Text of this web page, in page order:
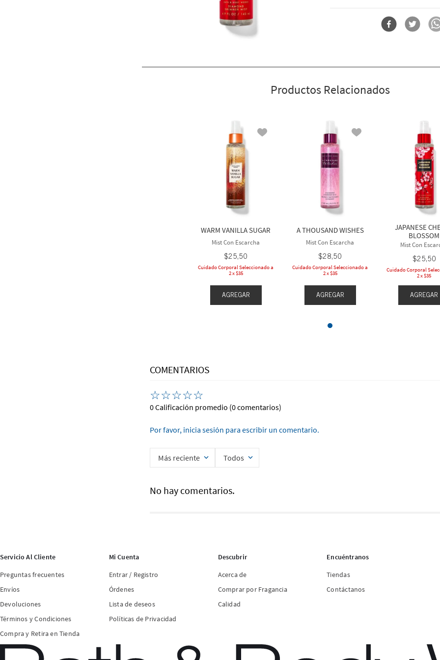
Por qué te encantará:
Bruma ligera y lujosa
Mist Con Escarcha
Productos Relacionados
WARM VANILLA SUGAR
Mist Con Escarcha
$25,50
Cuidado Corporal Seleccionado a
2 x $35
AGREGAR
A THOUSAND WISHES
Mist Con Escarcha
$28,50
Cuidado Corporal Seleccionado a
2 x $35
AGREGAR
JAPANESE
BLOSSOM
Mist Con
$25,50
Cuidado Corporal
2 x $35
AGREGAR
COMENTARIOS
☆☆☆☆☆
0 Calificación promedio (0 comentarios)
Por favor, inicia sesión para escribir un comentario.
Más reciente Todos
No hay comentarios.
Servicio Al Cliente
Preguntas frecuentes
Envíos
Devoluciones
Términos y Condiciones
Compra y Retira en Tienda
Mi Cuenta
Entrar / Registro
Órdenes
Lista de deseos
Políticas de Privacidad
Descubrir
Acerca de
Comprar por Fragancia
Calidad
Encuéntranos
Tiendas
Contáctanos